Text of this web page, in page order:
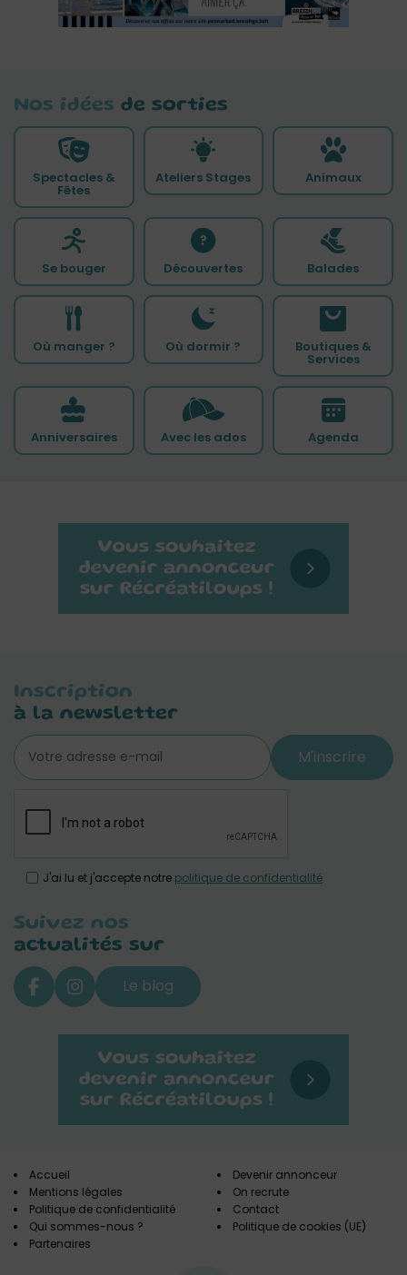
Nos idées de sorties
Spectacles &
Fêtes
Ateliers Stages Animaux
Se bouger Découvertes Balades
Où manger ? Où dormir ? Boutiques &
Services
Anniversaires Avec les ados Agenda
Inscription
à la newsletter
M'inscrire
J'ai lu et j'accepte notre politique de confidentialité
Suivez nos
actualités sur
Le blog
Accueil
Mentions légales
Politique de confidentialité
Qui sommes-nous ?
Partenaires
Devenir annonceur
On recrute
Contact
Politique de cookies (UE)